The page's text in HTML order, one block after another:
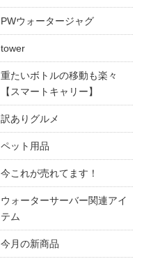
PWウォータージャグ
tower
重たいボトルの移動も楽々
【スマートキャリー】
訳ありグルメ
ペット用品
今これが売れてます！
ウォーターサーバー関連アイ
テム
今月の新商品